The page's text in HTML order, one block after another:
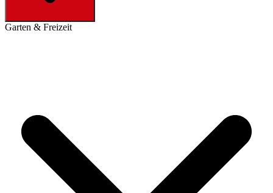
Garten & Freizeit